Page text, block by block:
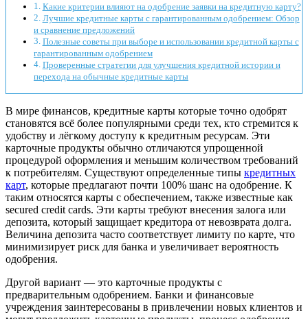
Какие критерии влияют на одобрение заявки на кредитную карту?
Лучшие кредитные карты с гарантированным одобрением: Обзор
и сравнение предложений
Полезные советы при выборе и использовании кредитной карты с
гарантированным одобрением
Проверенные стратегии для улучшения кредитной истории и
перехода на обычные кредитные карты
В мире финансов, кредитные карты которые точно одобрят
становятся всё более популярными среди тех, кто стремится к
удобству и лёгкому доступу к кредитным ресурсам. Эти
карточные продукты обычно отличаются упрощенной
процедурой оформления и меньшим количеством требований
к потребителям. Существуют определенные типы кредитных
карт, которые предлагают почти 100% шанс на одобрение. К
таким относятся карты с обеспечением, также известные как
secured credit cards. Эти карты требуют внесения залога или
депозита, который защищает кредитора от невозврата долга.
Величина депозита часто соответствует лимиту по карте, что
минимизирует риск для банка и увеличивает вероятность
одобрения.
Другой вариант — это карточные продукты с
предварительным одобрением. Банки и финансовые
учреждения заинтересованы в привлечении новых клиентов и